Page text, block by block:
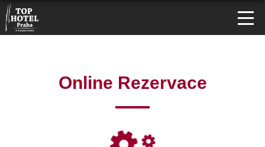
Online Rezervace